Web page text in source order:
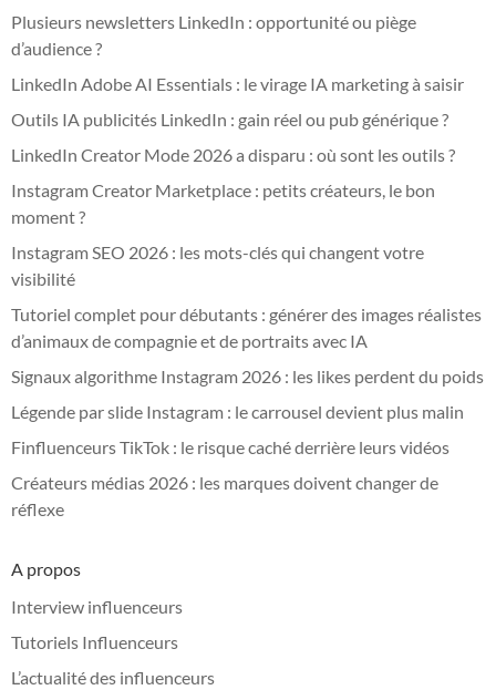
Plusieurs newsletters LinkedIn : opportunité ou piège
d’audience ?
LinkedIn Adobe AI Essentials : le virage IA marketing à saisir
Outils IA publicités LinkedIn : gain réel ou pub générique ?
LinkedIn Creator Mode 2026 a disparu : où sont les outils ?
Instagram Creator Marketplace : petits créateurs, le bon
moment ?
Instagram SEO 2026 : les mots-clés qui changent votre
visibilité
Tutoriel complet pour débutants : générer des images réalistes
d’animaux de compagnie et de portraits avec IA
Signaux algorithme Instagram 2026 : les likes perdent du poids
Légende par slide Instagram : le carrousel devient plus malin
Finfluenceurs TikTok : le risque caché derrière leurs vidéos
Créateurs médias 2026 : les marques doivent changer de
réflexe
A propos
Interview influenceurs
Tutoriels Influenceurs
L’actualité des influenceurs